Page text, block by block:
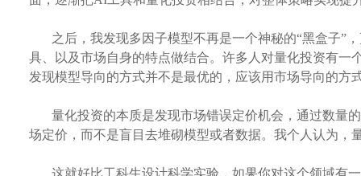
之后，我发现多因子模型不再是一个神秘的“黑盒子”
具、以及市场自身的特点做结合。许多人对量化投资有
发现模型导向的方式并不是最优的，应该用市场导向的方
量化投资的本质是发现市场错误定价机会，通过数量
场定价，而不是盲目去堆砌模型或者数据。我个人认为
这就好比工科生设计科学实验，如果你对这个领域有